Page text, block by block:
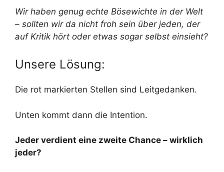
Wir haben genug echte Bösewichte in der Welt
– sollten wir da nicht froh sein über jeden, der
auf Kritik hört oder etwas sogar selbst einsieht?
Unsere Lösung:
Die rot markierten Stellen sind Leitgedanken.
Unten kommt dann die Intention.
Jeder verdient eine zweite Chance – wirklich
jeder?